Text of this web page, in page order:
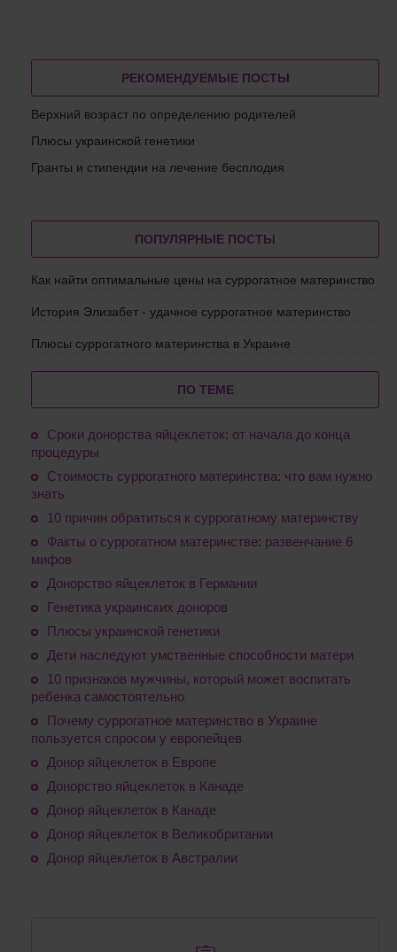
РЕКОМЕНДУЕМЫЕ ПОСТЫ
Верхний возраст по определению родителей
Плюсы украинской генетики
Гранты и стипендии на лечение бесплодия
ПОПУЛЯРНЫЕ ПОСТЫ
Как найти оптимальные цены на суррогатное материнство
История Элизабет - удачное суррогатное материнство
Плюсы суррогатного материнства в Украине
ПО ТЕМЕ
Сроки донорства яйцеклеток: от начала до конца
процедуры
Стоимость суррогатного материнства: что вам нужно
знать
10 причин обратиться к суррогатному материнству
Факты о суррогатном материнстве: развенчание 6
мифов
Донорство яйцеклеток в Германии
Генетика украинских доноров
Плюсы украинской генетики
Дети наследуют умственные способности матери
10 признаков мужчины, который может воспитать
ребенка самостоятельно
Почему суррогатное материнство в Украине
пользуется спросом у европейцев
Донор яйцеклеток в Европе
Донорство яйцеклеток в Канаде
Донор яйцеклеток в Канаде
Донор яйцеклеток в Великобритании
Донор яйцеклеток в Австралии